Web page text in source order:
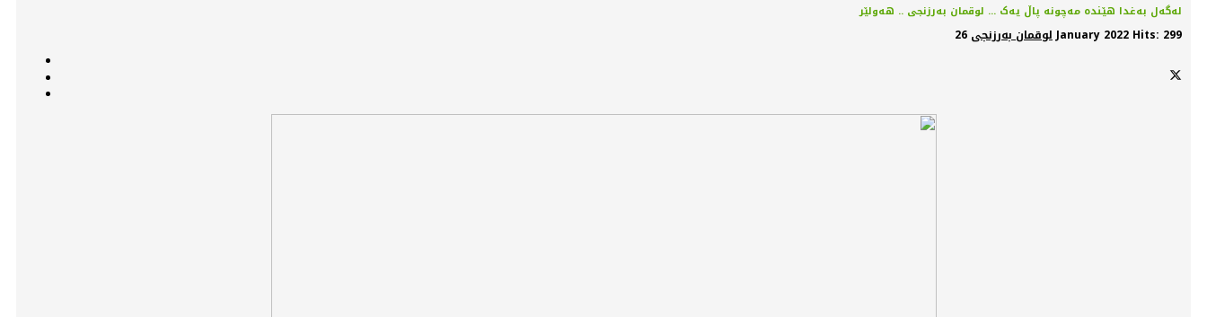
لەگەل بەغدا هێندە مەچونە پاڵ يەک ... لوقمان بەرزنجی .. هەولێر
لوقمان بەرزنجی26 January 2022 Hits: 299